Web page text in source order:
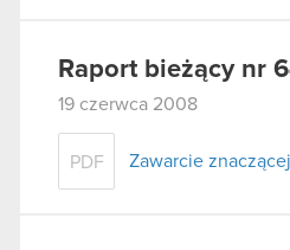
Raport bieżący nr
19 czerwca 2008
PDF Zawarcie